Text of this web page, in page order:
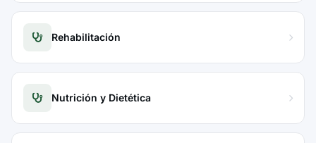
Rehabilitación
Nutrición y Dietética